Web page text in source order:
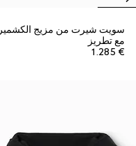
سويت شيرت من مزيج الكشمير
مع تطريز
€ 1.285